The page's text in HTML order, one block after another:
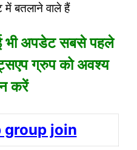
में बतलाने वाले हैं
भी अपडेट सबसे पहले
ग्रुप को अवश्य
करें
group join